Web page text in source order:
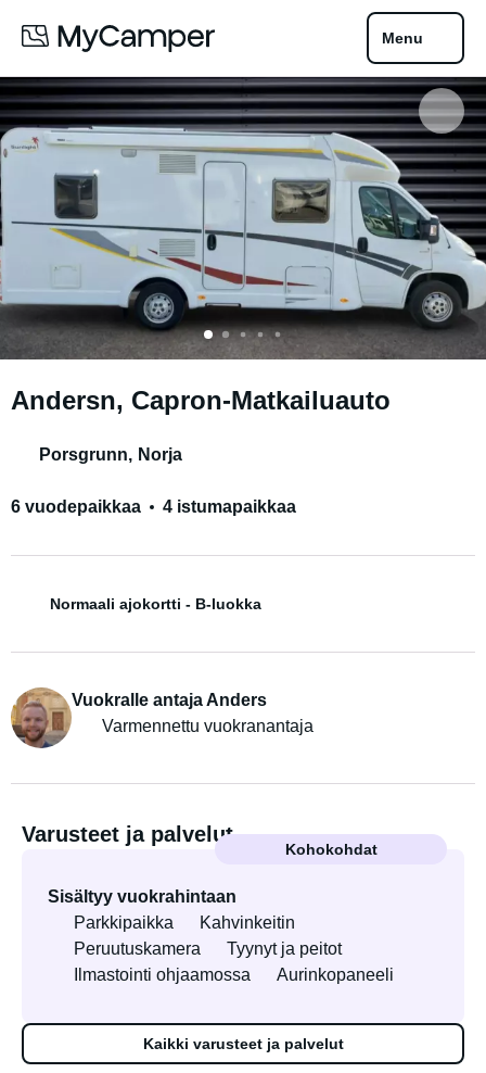
Menu
Andersn, Capron-Matkailuauto
Porsgrunn, Norja
6 vuodepaikkaa 4 istumapaikkaa
Normaali ajokortti - B-luokka
Vuokralle antaja Anders
Varmennettu vuokranantaja
Varusteet ja palvelut
Kohokohdat
Sisältyy vuokrahintaan
Parkkipaikka
Kahvinkeitin
Peruutuskamera
Tyynyt ja peitot
Ilmastointi ohjaamossa
Aurinkopaneeli
Kaikki varusteet ja palvelut